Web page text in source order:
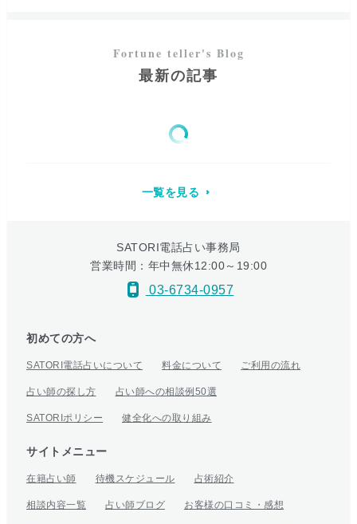
最新の記事
一覧を見る
SATORI電話占い事務局
営業時間：年中無休12:00～19:00
03-6734-0957
初めての方へ
SATORI電話占いについて 料金について ご利用の流れ
占い師の探し方 占い師への相談例50選
SATORIポリシー 健全化への取り組み
サイトメニュー
在籍占い師 待機スケジュール 占術紹介
相談内容一覧 占い師ブログ お客様の口コミ・感想